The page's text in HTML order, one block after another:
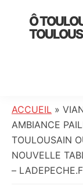
primary
Ô
:
info
locale,
société,
culture,
ACCUEIL »
AMBIANCE
TOULOUSAIN
NOUVELLE
–